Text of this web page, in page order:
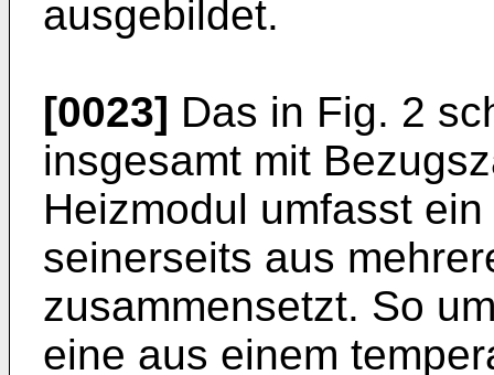
ausgebildet.
[0023] Das in Fig. 2
insgesamt mit
Heizmodul umfasst
seinerseits aus
zusammensetzt. So
eine aus einem